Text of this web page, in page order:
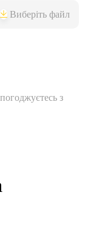
Виберіть файл
з